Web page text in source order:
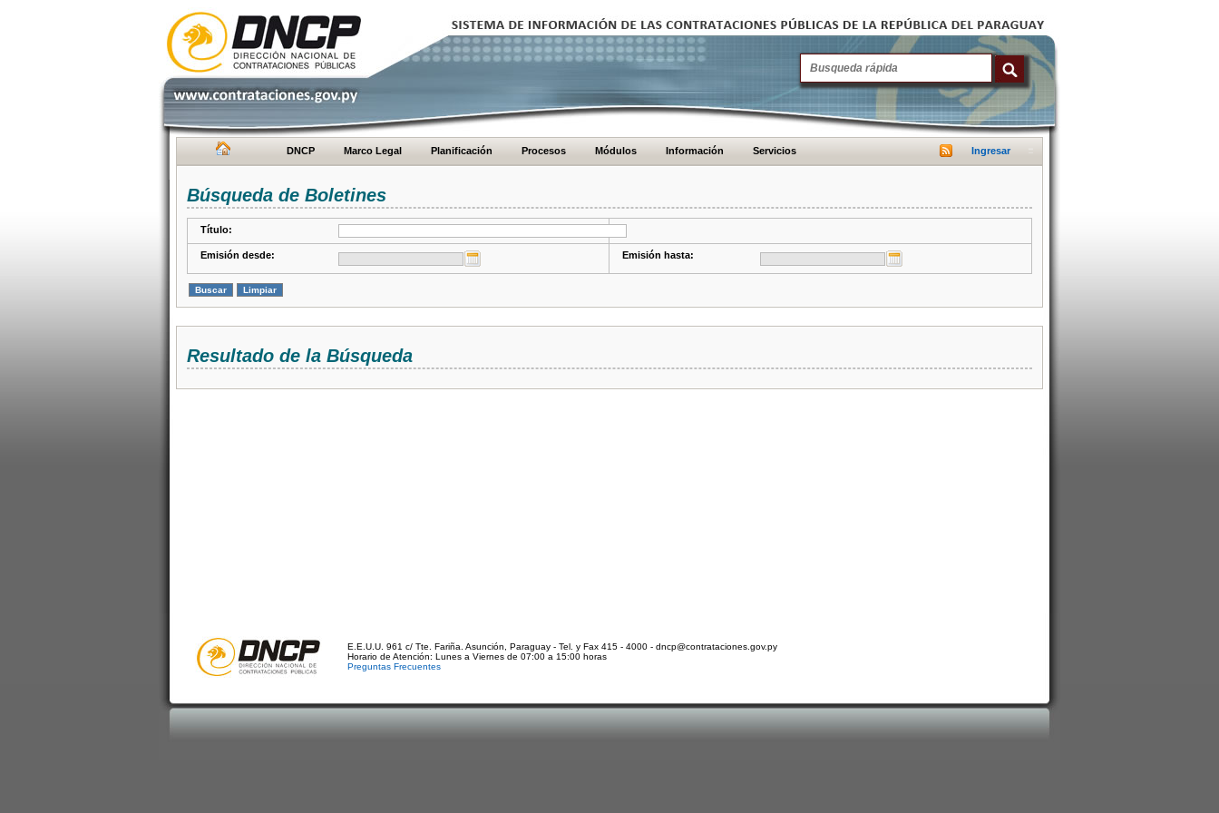
DNCP Marco Legal Planificación Procesos Módulos Información Servicios Ingresar
Búsqueda de Boletines
Título:
Emisión desde: Emisión hasta:
Resultado de la Búsqueda
E.E.U.U. 961 c/ Tte. Fariña. Asunción, Paraguay - Tel. y Fax 415 - 4000 - dncp@contrataciones.gov.py
Horario de Atención: Lunes a Viernes de 07:00 a 15:00 horas
Preguntas Frecuentes